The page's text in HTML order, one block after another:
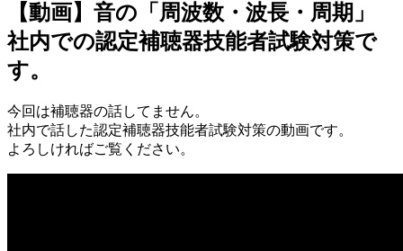
【動画】音の「周波数・波長・周期」
社内での認定補聴器技能者試験対策で
す。
今回は補聴器の話してません。
社内で話した認定補聴器技能者試験対策の動画です。
よろしければご覧ください。